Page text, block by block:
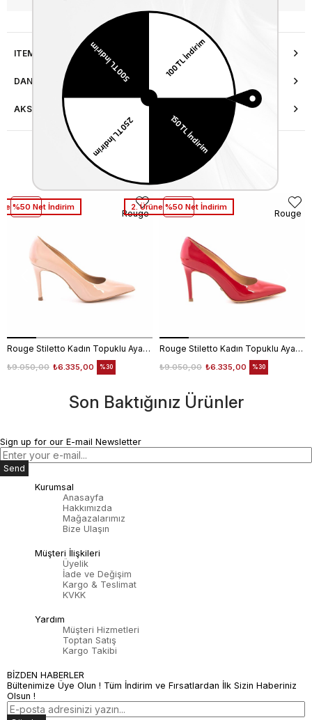
ITEM FEATURES
DANIŞMA HATTI
AKSESUAR ONARIMI
Similar Items
Rouge Stiletto Kadın Topuklu Ayakkabı 4924-02V8
₺6.335,00
₺9.050,00 %30
%50 Net İndirim
Rouge
Rouge Stiletto Kadın Topuklu Ayakkabı 4924-02V8
₺6.335,00
₺9.050,00 %30
2. Ürüne %50 Net İndirim
Rouge
Son Baktığınız Ürünler
Sign up for our E-mail Newsletter
Send
Kurumsal
Anasayfa
Hakkımızda
Mağazalarımız
Bize Ulaşın
Müşteri İlişkileri
Üyelik
İade ve Değişim
Kargo & Teslimat
KVKK
Yardım
Müşteri Hizmetleri
Toptan Satış
Kargo Takibi
BİZDEN HABERLER
Bültenimize Üye Olun ! Tüm İndirim ve Fırsatlardan İlk Sizin Haberiniz
Olsun !